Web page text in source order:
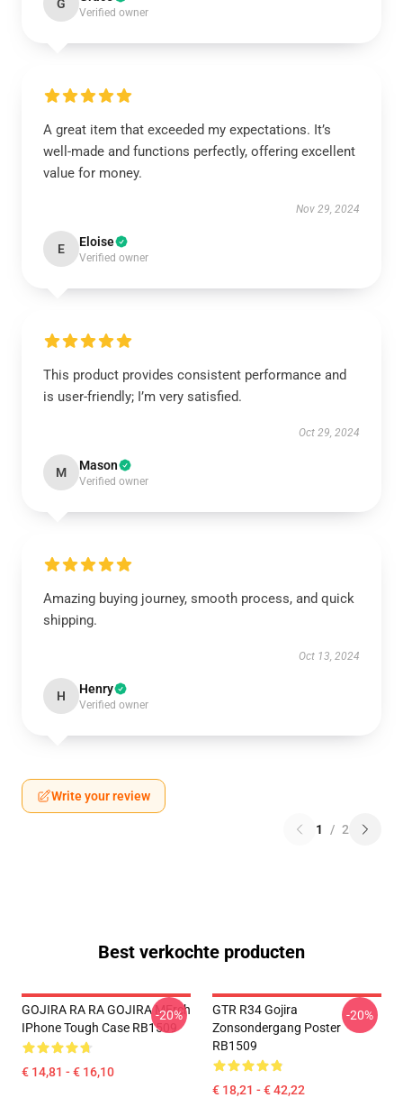
G
Verified owner
A great item that exceeded my expectations. It’s
well-made and functions perfectly, offering excellent
value for money.
Nov 29, 2024
E Eloise
Verified owner
This product provides consistent performance and
is user-friendly; I’m very satisfied.
Oct 29, 2024
M Mason
Verified owner
Amazing buying journey, smooth process, and quick
shipping.
Oct 13, 2024
H Henry
Verified owner
Write your review
1 / 2
Best verkochte producten
GOJIRA RA RA GOJIRA MErch
IPhone Tough Case RB1509
€ 14,81 - € 16,10
-20%
GTR R34 Gojira
Zonsondergang Poster
RB1509
€ 18,21 - € 42,22
-20%